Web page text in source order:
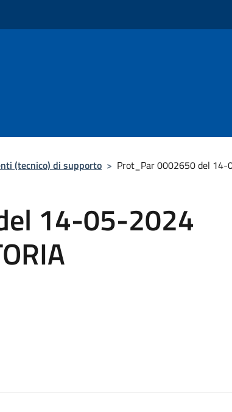
(tecnico) di supporto > Prot_Par 0002650 del 14-
14-05-2024